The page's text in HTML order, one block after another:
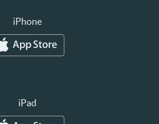
iPhone
iPad